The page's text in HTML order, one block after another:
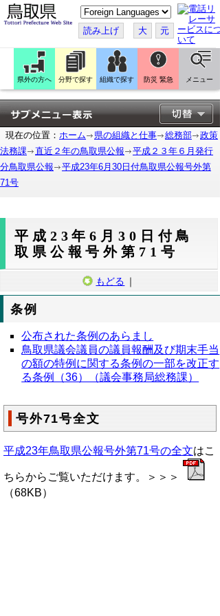
こ
の
ペ
ー
ジ
翻
訳
す
る
読み上げ 大 元
県外の方へ 分野で探す 組織で探す 防災 緊急 メニュー
現在の位置： ホーム 県の組織と仕事 総務部
政策
法務課
直近２年の鳥取県公報
平成２３年６月発行
分鳥取県公報
平成23年6月30日付鳥取県公報号外第
71号
平成23年6月30日付鳥
取県公報号外第71号
もどる ｜
条例
公布された条例のあらまし
鳥取県議会議員の議員報酬及び期末手当
の額の特例に関する条例の一部を改正す
る条例（36）（議会事務局総務課）
号外71号全文
平成23年鳥取県公報号外第71号の全文はこ
ちらからご覧いただけます。＞＞＞
（68KB）